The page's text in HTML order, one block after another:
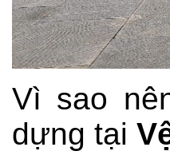
Vì sao
dựng tại